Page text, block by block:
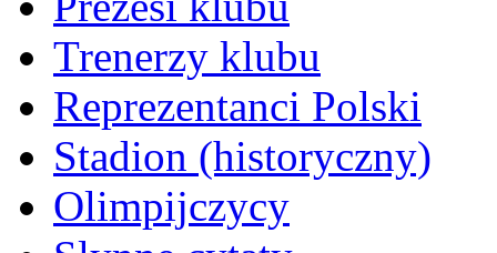
Trenerzy klubu
Reprezentanci Polski
Stadion (historyczny)
Olimpijczycy